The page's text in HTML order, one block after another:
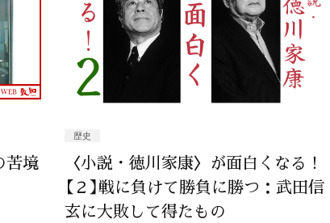
苦境
歴史
〈小説・徳川家康〉が面白くなる！
【２】戦に負けて勝負に勝つ：武田信
玄に大敗して得たもの